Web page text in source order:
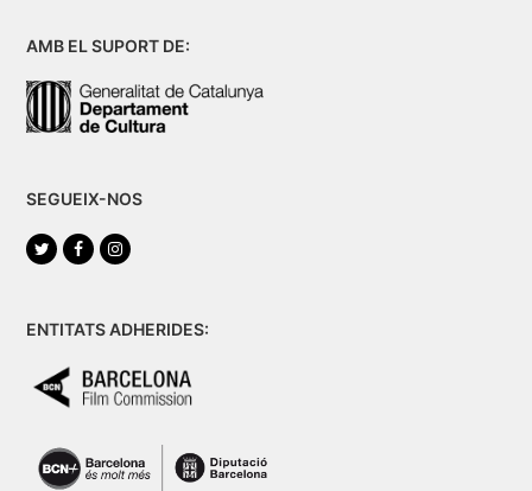
AMB EL SUPORT DE:
SEGUEIX-NOS
TwitterFacebookInstagram
ENTITATS ADHERIDES: